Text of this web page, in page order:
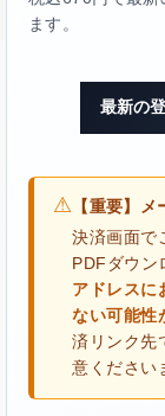
ます。
最新の
⚠ 【重要】
決済画面で
PDFダウン
アドレスに
ない可能性
済リンク先
意ください